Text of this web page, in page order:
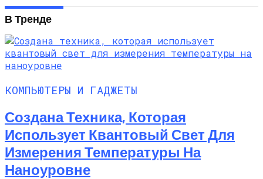
В Тренде
КОМПЬЮТЕРЫ И ГАДЖЕТЫ
Создана Техника, Которая
Использует Квантовый Свет Для
Измерения Температуры На
Наноуровне